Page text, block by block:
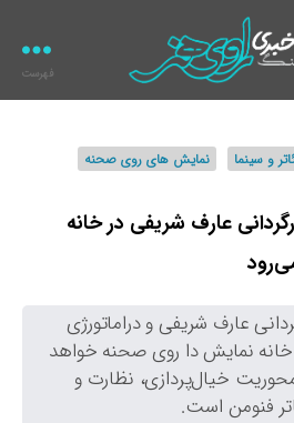
ر
و
ی
ر
فهرست
د
س
ه‌
ا
و سینما نمایش های روی صحنه
عارف شریفی در خانه
عارف شریفی و دراماتورژی
خانه نمایش دا روی صحنه خواهد
خیال‌پردازی، نظارت و
فنومن است.